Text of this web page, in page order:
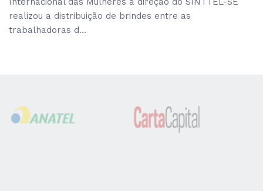
realizou a distribuição de brindes entre as
trabalhadoras d...